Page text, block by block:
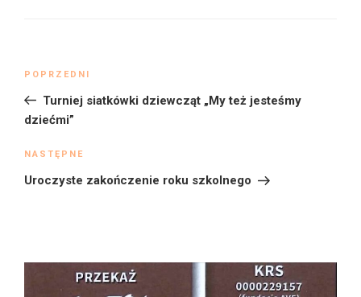
Poprzedni
wpis
POPRZEDNI
Turniej siatkówki dziewcząt „My też jesteśmy
dziećmi”
Następny
wpis
NASTĘPNE
Uroczyste zakończenie roku szkolnego